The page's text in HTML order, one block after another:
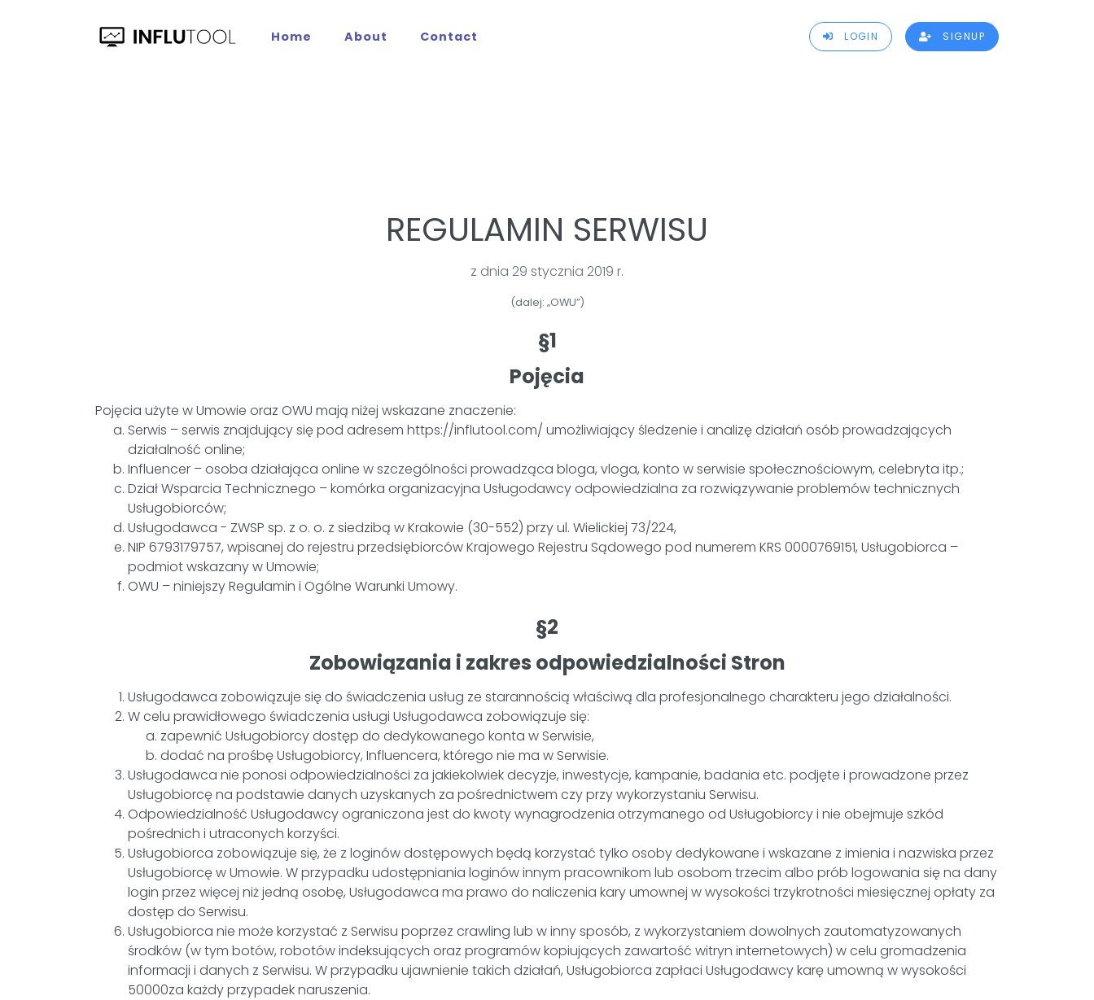
Home About Contact LOGIN SIGNUP
REGULAMIN SERWISU
z dnia 29 stycznia 2019 r.
(dalej: „OWU”)
§1
Pojęcia
Pojęcia użyte w Umowie oraz OWU mają niżej wskazane znaczenie:
Serwis – serwis znajdujący się pod adresem https://influtool.com/ umożliwiający śledzenie i analizę działań osób prowadzających
działalność online;
Influencer – osoba działająca online w szczególności prowadząca bloga, vloga, konto w serwisie społecznościowym, celebryta itp.;
Dział Wsparcia Technicznego – komórka organizacyjna Usługodawcy odpowiedzialna za rozwiązywanie problemów technicznych
Usługobiorców;
Usługodawca - ZWSP sp. z o. o. z siedzibą w Krakowie (30-552) przy ul. Wielickiej 73/224,
NIP 6793179757, wpisanej do rejestru przedsiębiorców Krajowego Rejestru Sądowego pod numerem KRS 0000769151, Usługobiorca –
podmiot wskazany w Umowie;
OWU – niniejszy Regulamin i Ogólne Warunki Umowy.
§2
Zobowiązania i zakres odpowiedzialności Stron
Usługodawca zobowiązuje się do świadczenia usług ze starannością właściwą dla profesjonalnego charakteru jego działalności.
W celu prawidłowego świadczenia usługi Usługodawca zobowiązuje się:
zapewnić Usługobiorcy dostęp do dedykowanego konta w Serwisie,
dodać na prośbę Usługobiorcy, Influencera, którego nie ma w Serwisie.
Usługodawca nie ponosi odpowiedzialności za jakiekolwiek decyzje, inwestycje, kampanie, badania etc. podjęte i prowadzone przez
Usługobiorcę na podstawie danych uzyskanych za pośrednictwem czy przy wykorzystaniu Serwisu.
Odpowiedzialność Usługodawcy ograniczona jest do kwoty wynagrodzenia otrzymanego od Usługobiorcy i nie obejmuje szkód
pośrednich i utraconych korzyści.
Usługobiorca zobowiązuje się, że z loginów dostępowych będą korzystać tylko osoby dedykowane i wskazane z imienia i nazwiska przez
Usługobiorcę w Umowie. W przypadku udostępniania loginów innym pracownikom lub osobom trzecim albo prób logowania się na dany
login przez więcej niż jedną osobę, Usługodawca ma prawo do naliczenia kary umownej w wysokości trzykrotności miesięcznej opłaty za
dostęp do Serwisu.
Usługobiorca nie może korzystać z Serwisu poprzez crawling lub w inny sposób, z wykorzystaniem dowolnych zautomatyzowanych
środków (w tym botów, robotów indeksujących oraz programów kopiujących zawartość witryn internetowych) w celu gromadzenia
informacji i danych z Serwisu. W przypadku ujawnienie takich działań, Usługobiorca zapłaci Usługodawcy karę umowną w wysokości
50000za każdy przypadek naruszenia.